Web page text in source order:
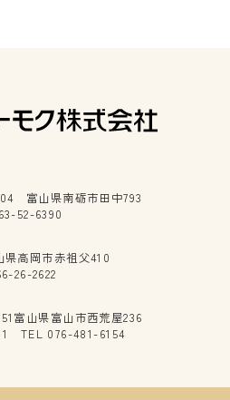
富山県南砺市田中793
52-6390
高岡市赤祖父410
26-2622
富山県富山市西荒屋236
TEL 076-481-6154